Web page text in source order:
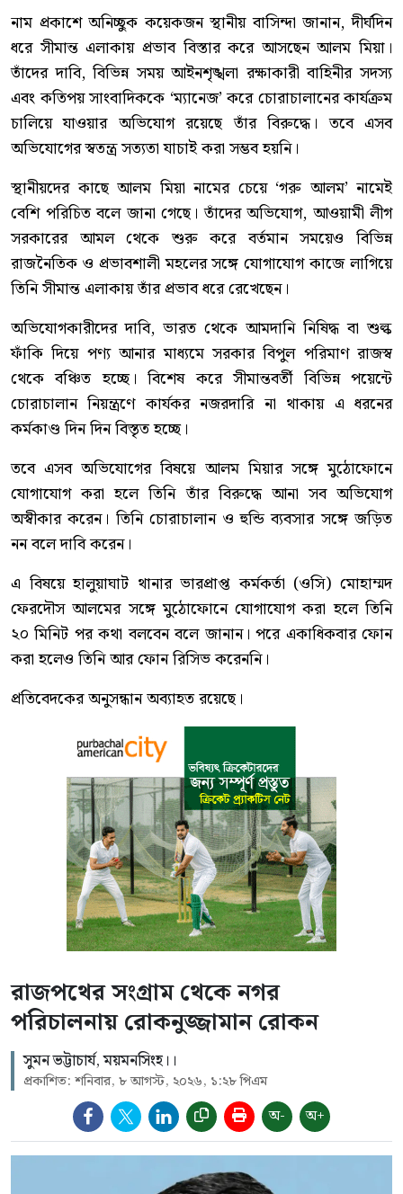
নাম প্রকাশে অনিচ্ছুক কয়েকজন স্থানীয় বাসিন্দা জানান, দীর্ঘদিন
ধরে সীমান্ত এলাকায় প্রভাব বিস্তার করে আসছেন আলম মিয়া।
তাঁদের দাবি, বিভিন্ন সময় আইনশৃঙ্খলা রক্ষাকারী বাহিনীর সদস্য
এবং কতিপয় সাংবাদিককে ‘ম্যানেজ’ করে চোরাচালানের কার্যক্রম
চালিয়ে যাওয়ার অভিযোগ রয়েছে তাঁর বিরুদ্ধে। তবে এসব
অভিযোগের স্বতন্ত্র সত্যতা যাচাই করা সম্ভব হয়নি।
স্থানীয়দের কাছে আলম মিয়া নামের চেয়ে ‘গরু আলম’ নামেই
বেশি পরিচিত বলে জানা গেছে। তাঁদের অভিযোগ, আওয়ামী লীগ
সরকারের আমল থেকে শুরু করে বর্তমান সময়েও বিভিন্ন
রাজনৈতিক ও প্রভাবশালী মহলের সঙ্গে যোগাযোগ কাজে লাগিয়ে
তিনি সীমান্ত এলাকায় তাঁর প্রভাব ধরে রেখেছেন।
অভিযোগকারীদের দাবি, ভারত থেকে আমদানি নিষিদ্ধ বা শুল্ক
ফাঁকি দিয়ে পণ্য আনার মাধ্যমে সরকার বিপুল পরিমাণ রাজস্ব
থেকে বঞ্চিত হচ্ছে। বিশেষ করে সীমান্তবর্তী বিভিন্ন পয়েন্টে
চোরাচালান নিয়ন্ত্রণে কার্যকর নজরদারি না থাকায় এ ধরনের
কর্মকাণ্ড দিন দিন বিস্তৃত হচ্ছে।
তবে এসব অভিযোগের বিষয়ে আলম মিয়ার সঙ্গে মুঠোফোনে
যোগাযোগ করা হলে তিনি তাঁর বিরুদ্ধে আনা সব অভিযোগ
অস্বীকার করেন। তিনি চোরাচালান ও হুন্ডি ব্যবসার সঙ্গে জড়িত
নন বলে দাবি করেন।
এ বিষয়ে হালুয়াঘাট থানার ভারপ্রাপ্ত কর্মকর্তা (ওসি) মোহাম্মদ
ফেরদৌস আলমের সঙ্গে মুঠোফোনে যোগাযোগ করা হলে তিনি
২০ মিনিট পর কথা বলবেন বলে জানান। পরে একাধিকবার ফোন
করা হলেও তিনি আর ফোন রিসিভ করেননি।
প্রতিবেদকের অনুসন্ধান অব্যাহত রয়েছে।
রাজপথের সংগ্রাম থেকে নগর
পরিচালনায় রোকনুজ্জামান রোকন
সুমন ভট্টাচার্য, ময়মনসিংহ।।
প্রকাশিত: শনিবার, ৮ আগস্ট, ২০২৬, ১:২৮ পিএম
অ- অ+